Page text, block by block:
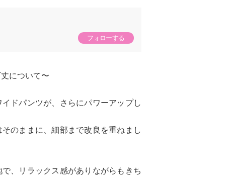
フォローする
について〜
ドパンツが、さらにパワーアップし
のままに、細部まで改良を重ねまし
、リラックス感がありながらもきち